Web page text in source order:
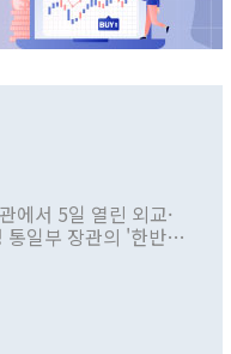
에서 5일 열린 외교·
통일부 장관의 '한반도
로 추진하겠다고 공